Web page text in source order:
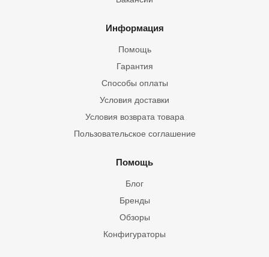
Информация
Помощь
Гарантия
Способы оплаты
Условия доставки
Условия возврата товара
Пользовательское соглашение
Помощь
Блог
Бренды
Обзоры
Конфигураторы